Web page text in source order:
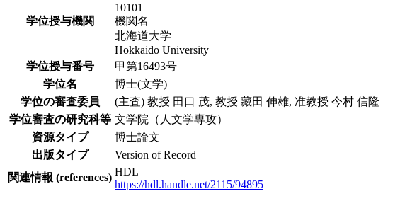
学位授与機関
10101
機関名
北海道大学
Hokkaido University
学位授与番号
甲第16493号
学位名
博士(文学)
学位の審査委員
(主査) 教授 田口 茂, 教授 藏田 伸雄, 准教授 今村 信隆
学位審査の研究科等 文学院（人文学専攻）
資源タイプ
博士論文
出版タイプ
Version of Record
関連情報 (references) HDL
https://hdl.handle.net/2115/94895